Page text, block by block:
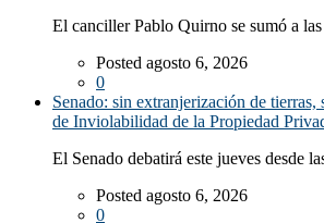
El canciller Pablo Quirno se sumó a
Posted agosto 6, 2026
0
Senado: sin extranjerización de tierras,
de Inviolabilidad de la Propiedad
El Senado debatirá este jueves desde
Posted agosto 6, 2026
0